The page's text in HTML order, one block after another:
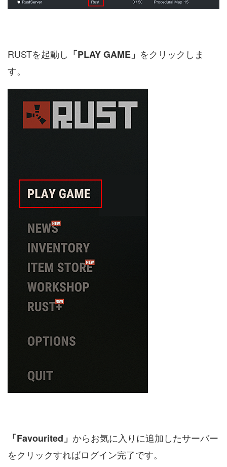
RUSTを起動し 「PLAY GAME」 をクリックしま
す。
「Favourited」 からお気に入りに追加したサーバー
をクリックすればログイン完了です。